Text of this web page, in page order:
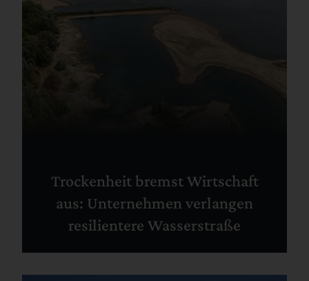
Trockenheit bremst Wirtschaft
aus: Unternehmen verlangen
resilientere Wasserstraße